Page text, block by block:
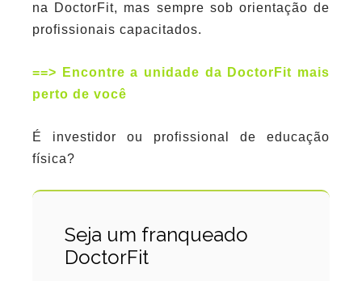
na DoctorFit, mas sempre sob orientação de
profissionais capacitados.
==> Encontre a unidade da DoctorFit mais
perto de você
É investidor ou profissional de educação
física?
Seja um franqueado
DoctorFit